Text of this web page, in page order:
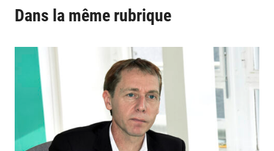
Dans la même rubrique